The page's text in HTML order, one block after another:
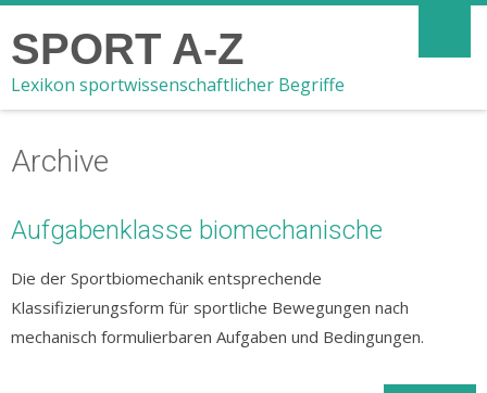
SPORT A-Z
Lexikon sportwissenschaftlicher Begriffe
Archive
Aufgabenklasse biomechanische
Die der Sportbiomechanik entsprechende
Klassifizierungsform für sportliche Bewegungen nach
mechanisch formulierbaren Aufgaben und Bedingungen.